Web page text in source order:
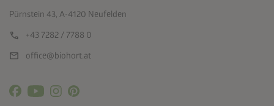
Pürnstein 43, A-4120 Neufelden
call +43 7282 / 7788 0
mail office@biohort.at